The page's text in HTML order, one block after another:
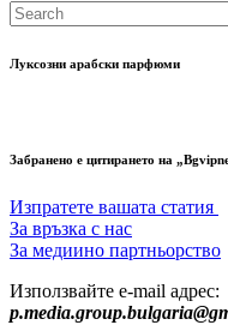
Луксозни арабски парфюми
Забранено е цитирането на
Изпратете вашата статия
За връзка с нас
За медиино партньорство
Използвайте e-mail адрес: